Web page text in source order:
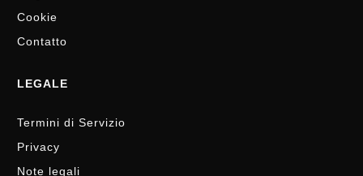
Cookie
Contatto
LEGALE
Termini di Servizio
Privacy
Note legali